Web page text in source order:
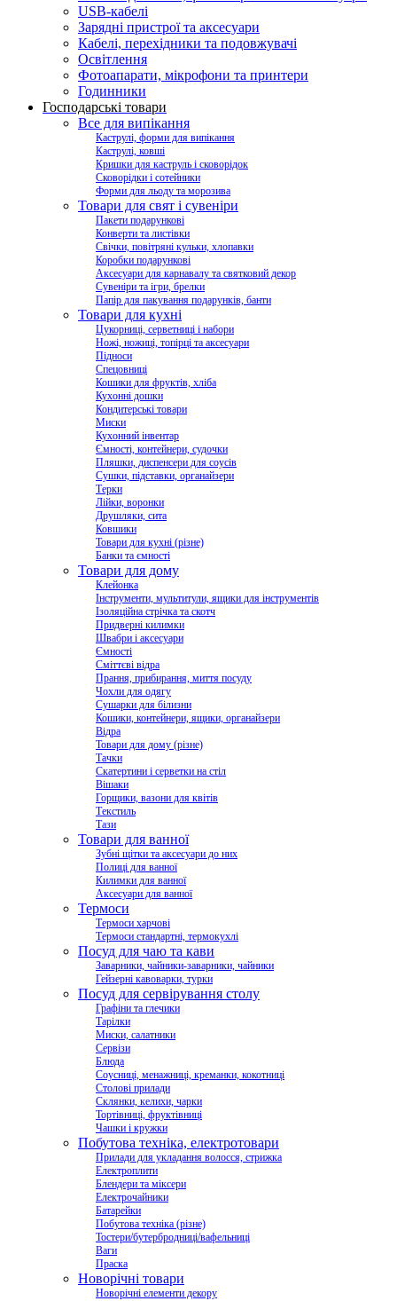
USB-кабелі
Зарядні пристрої та аксесуари
Кабелі, перехідники та подовжувачі
Освітлення
Фотоапарати, мікрофони та принтери
Годинники
Господарські товари
Все для випікання
Каструлі, форми для випікання
Каструлі, ковші
Кришки для каструль і сковорідок
Сковорідки і сотейники
Форми для льоду та морозива
Товари для свят і сувеніри
Пакети подарункові
Конверти та листівки
Свічки, повітряні кульки, хлопавки
Коробки подарункові
Аксесуари для карнавалу та святковий декор
Сувеніри та ігри, брелки
Папір для пакування подарунків, банти
Товари для кухні
Цукорниці, серветниці і набори
Ножі, ножиці, топірці та аксесуари
Підноси
Спецовниці
Кошики для фруктів, хліба
Кухонні дошки
Кондитерські товари
Миски
Кухонний інвентар
Ємності, контейнери, судочки
Пляшки, диспенсери для соусів
Сушки, підставки, органайзери
Терки
Лійки, воронки
Друшляки, сита
Ковшики
Товари для кухні (різне)
Банки та ємності
Товари для дому
Клейонка
Інструменти, мультитули, ящики для інструментів
Ізоляційна стрічка та скотч
Придверні килимки
Швабри і аксесуари
Ємності
Сміттєві відра
Прання, прибирання, миття посуду
Чохли для одягу
Сушарки для білизни
Кошики, контейнери, ящики, органайзери
Відра
Товари для дому (різне)
Тачки
Скатертини і серветки на стіл
Вішаки
Горщики, вазони для квітів
Текстиль
Тази
Товари для ванної
Зубні щітки та аксесуари до них
Полиці для ванної
Килимки для ванної
Аксесуари для ванної
Термоси
Термоси харчові
Термоси стандартні, термокухлі
Посуд для чаю та кави
Заварники, чайники-заварники, чайники
Гейзерні кавоварки, турки
Посуд для сервірування столу
Графіни та глечики
Тарілки
Миски, салатники
Сервізи
Блюда
Соусниці, менажниці, креманки, кокотниці
Столові прилади
Склянки, келихи, чарки
Тортівниці, фруктівниці
Чашки і кружки
Побутова техніка, електротовари
Прилади для укладання волосся, стрижка
Електроплити
Блендери та міксери
Електрочайники
Батарейки
Побутова техніка (різне)
Тостери/бутербродниці/вафельниці
Ваги
Праска
Новорічні товари
Новорічні елементи декору